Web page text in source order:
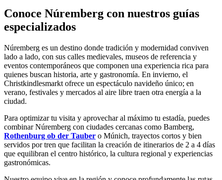
Conoce Núremberg con nuestros guías
especializados
Núremberg es un destino donde tradición y modernidad conviven
lado a lado, con sus calles medievales, museos de referencia y
eventos contemporáneos que componen una experiencia rica para
quienes buscan historia, arte y gastronomía. En invierno, el
Christkindlesmarkt ofrece un espectáculo navideño único; en
verano, festivales y mercados al aire libre traen otra energía a la
ciudad.
Para optimizar tu visita y aprovechar al máximo tu estadía, puedes
combinar Núremberg con ciudades cercanas como Bamberg,
Rothenburg ob der Tauber o Múnich, trayectos cortos y bien
servidos por tren que facilitan la creación de itinerarios de 2 a 4 días
que equilibran el centro histórico, la cultura regional y experiencias
gastronómicas.